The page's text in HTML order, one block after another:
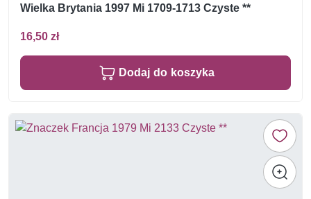
Wielka Brytania 1997 Mi 1709-1713 Czyste **
16,50 zł
Dodaj do koszyka